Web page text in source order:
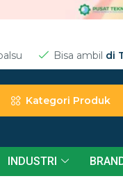
Bisa ambil di
Kategori Produk
INDUSTRI